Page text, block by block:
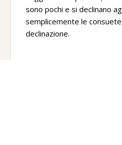
sono pochi e si declinano
semplicemente le
declinazione.